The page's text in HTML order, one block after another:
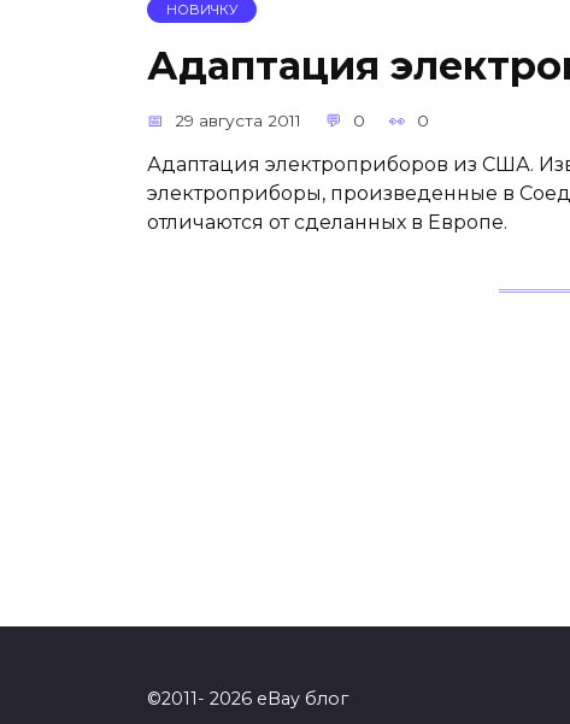
НОВИЧКУ
Адаптация
29 августа 2011 0 0
Адаптация электроприборов из США.
электроприборы, произведенные в
отличаются от сделанных в Европе.
©2011- 2026 eBay блог